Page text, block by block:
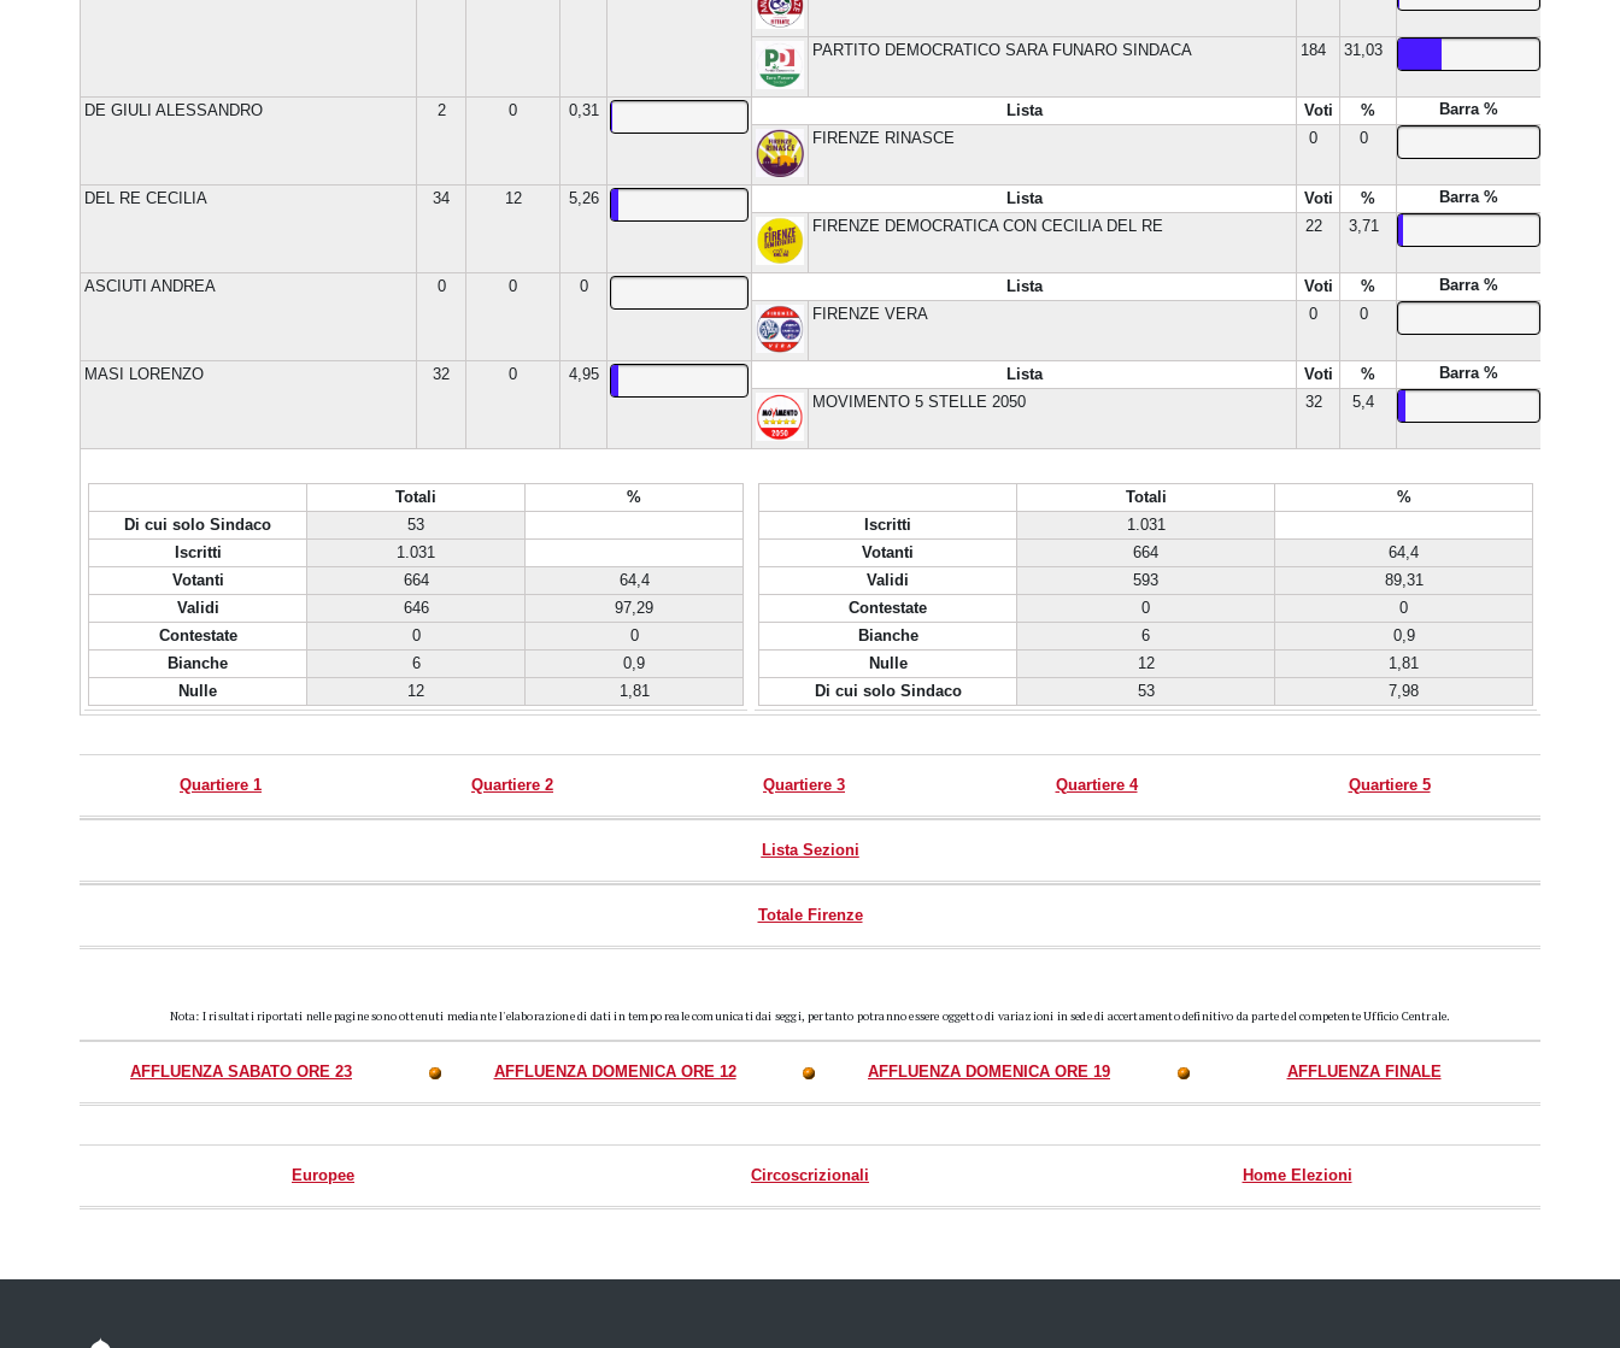
PARTITO DEMOCRATICO SARA FUNARO SINDACA 184 31,03
DE GIULI ALESSANDRO 2 0 0,31 Lista Voti %
Barra %
FIRENZE RINASCE
0 0
DEL RE CECILIA 34 12 5,26 Lista Voti %
Barra %
FIRENZE DEMOCRATICA CON CECILIA DEL RE
22 3,71
ASCIUTI ANDREA 0 0 0 Lista Voti %
Barra %
FIRENZE VERA
0 0
MASI LORENZO 32 0 4,95 Lista Voti %
Barra %
MOVIMENTO 5 STELLE 2050
32 5,4
Totali
%
Di cui solo Sindaco
53
Iscritti
1.031
Votanti
664
64,4
Validi
646
97,29
Contestate
0
0
Bianche
6
0,9
Nulle
12 1,81
Totali
%
Iscritti
1.031
Votanti
664
64,4
Validi
593
89,31
Contestate
0
0
Bianche
6
0,9
Nulle
12
1,81
Di cui solo Sindaco
53 7,98
Quartiere 1 Quartiere 2 Quartiere 3 Quartiere 4 Quartiere 5
Lista Sezioni
Totale Firenze
Nota: I risultati riportati nelle pagine sono ottenuti mediante l'elaborazione di dati in tempo reale comunicati dai seggi, pertanto potranno essere oggetto di variazioni in sede di accertamento definitivo da parte del competente Ufficio Centrale.
AFFLUENZA SABATO ORE 23 AFFLUENZA DOMENICA ORE 12 AFFLUENZA DOMENICA ORE 19 AFFLUENZA FINALE
Europee Circoscrizionali Home Elezioni